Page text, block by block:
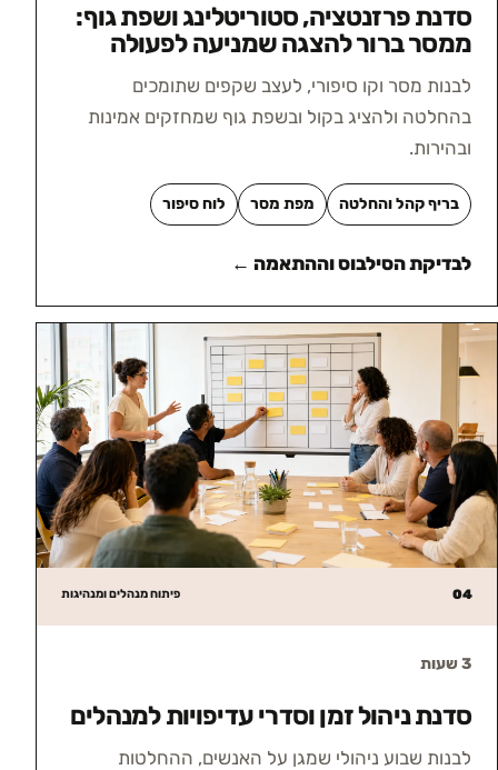
סדנת פרזנטציה, סטוריטלינג ושפת גוף:
ממסר ברור להצגה שמניעה לפעולה
לבנות מסר וקו סיפורי, לעצב שקפים שתומכים
בהחלטה ולהציג בקול ובשפת גוף שמחזקים אמינות
ובהירות.
בריף קהל והחלטה מפת מסר לוח סיפור
לבדיקת הסילבוס וההתאמה ←
04 פיתוח מנהלים ומנהיגות
3 שעות
סדנת ניהול זמן וסדרי עדיפויות למנהלים
לבנות שבוע ניהולי שמגן על האנשים, ההחלטות